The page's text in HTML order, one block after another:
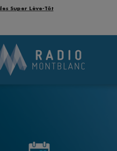
Super Lève-Tôt